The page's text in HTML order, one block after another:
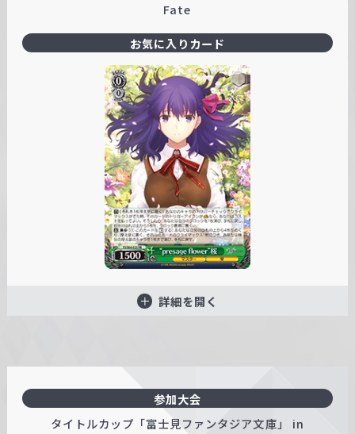
Fate
お気に入りカード
詳細を開く
参加大会
タイトルカップ「富士見ファンタジア文庫」 in